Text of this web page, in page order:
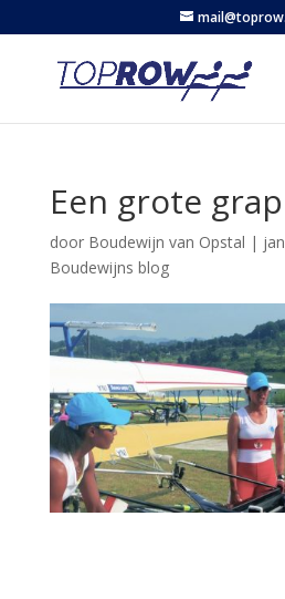
Een grote grap
door Boudewijn van Opstal |
Boudewijns blog